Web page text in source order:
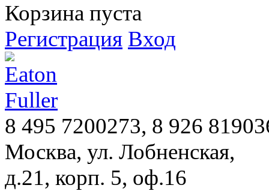
Корзина пуста
Регистрация Вход
8 495 7200273, 8 926
Москва, ул. Лобненская,
д.21, корп. 5, оф.16